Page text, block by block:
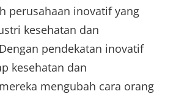
perusahaan inovatif yang
kesehatan dan
pendekatan inovatif
kesehatan dan
mengubah cara orang